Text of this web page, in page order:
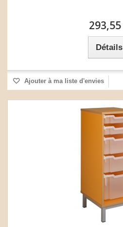
Détails
Ajouter à ma liste d'envies